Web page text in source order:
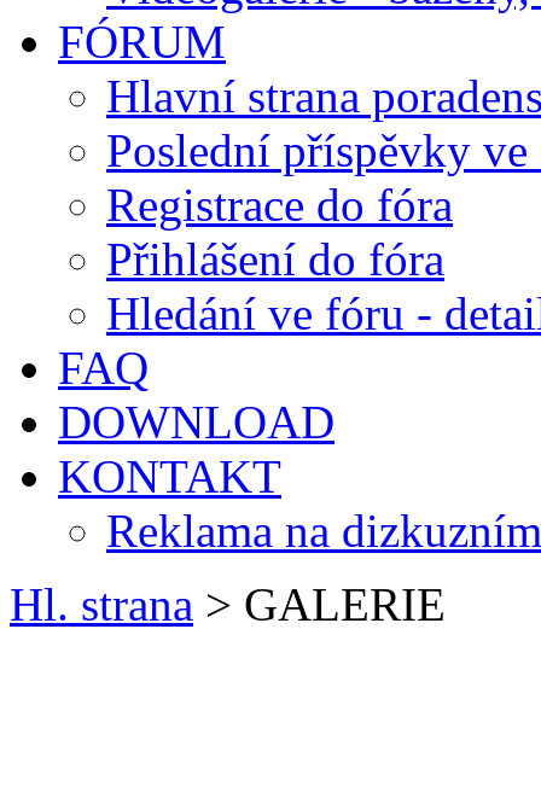
FÓRUM
Hlavní strana
Poslední příspěvky
Registrace do fóra
Přihlášení do fóra
Hledání ve fóru -
FAQ
DOWNLOAD
KONTAKT
Reklama na
Hl. strana > GALERIE